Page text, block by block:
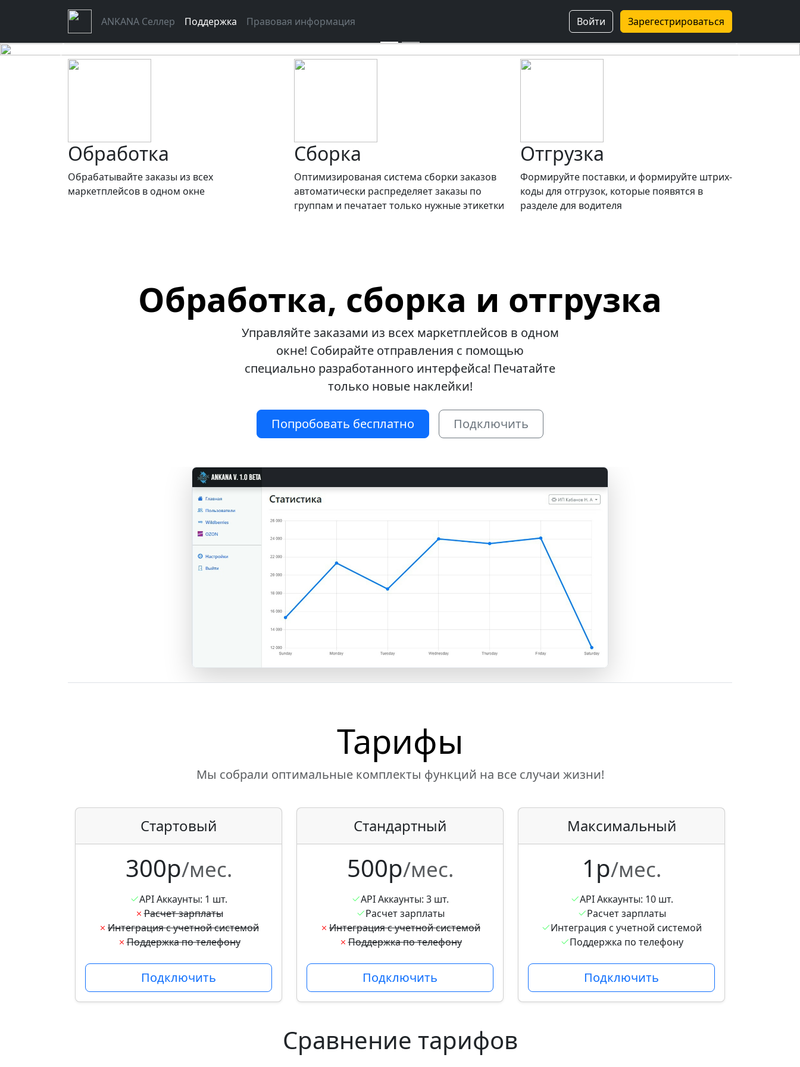
ANKANA Селлер Поддержка Правовая информация Войти Зарегестрироваться
Previous Next
Обработка
Обрабатывайте заказы из всех
маркетплейсов в одном окне
Сборка
Оптимизированая система сборки заказов
автоматически распределяет заказы по
группам и печатает только нужные этикетки
Отгрузка
Формируйте поставки, и формируйте штрих-
коды для отгрузок, которые появятся в
разделе для водителя
Обработка, сборка и отгрузка
Управляйте заказами из всех маркетплейсов в одном
окне! Собирайте отправления с помощью
специально разработанного интерфейса! Печатайте
только новые наклейки!
Попробовать бесплатно Подключить
Тарифы
Мы собрали оптимальные комплекты функций на все случаи жизни!
Стартовый
300р/мес.
API Аккаунты: 1 шт.
Расчет зарплаты
Интеграция с учетной системой
Поддержка по телефону
Подключить
Стандартный
500р/мес.
API Аккаунты: 3 шт.
Расчет зарплаты
Интеграция с учетной системой
Поддержка по телефону
Подключить
Максимальный
1р/мес.
API Аккаунты: 10 шт.
Расчет зарплаты
Интеграция с учетной системой
Поддержка по телефону
Подключить
Сравнение тарифов